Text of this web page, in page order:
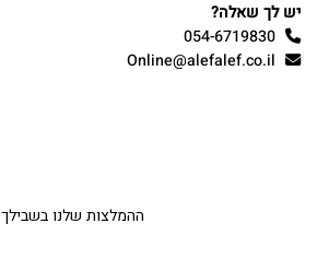
יש לך שאלה?
054-6719830
Online@alefalef.co.il
ההמלצות שלנו בשבילך